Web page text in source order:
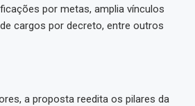
por metas, amplia vínculos
cargos por decreto, entre outros
a proposta reedita os pilares da